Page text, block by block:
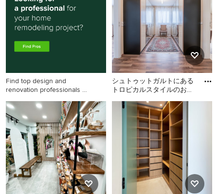
付け) の写真
Find top design and
renovation professionals on
シュトゥットガルトにある
トロピカルスタイルのおし
ゼット (フラットパネル扉
シュトゥットガルトにある
トロピカルスタイルのおし
ゃれなウォークインクロー
ゼット (フラットパネル扉の
キャビネット、ベージュの
キャビネット、無垢フロー
リング、茶色い床) の写真